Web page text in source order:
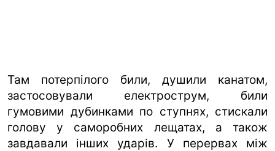
Там потерпілого били, душили канатом,
застосовували електрострум, били
гумовими дубинками по ступнях, стискали
голову у саморобних лещатах, а також
завдавали інших ударів. У перервах між